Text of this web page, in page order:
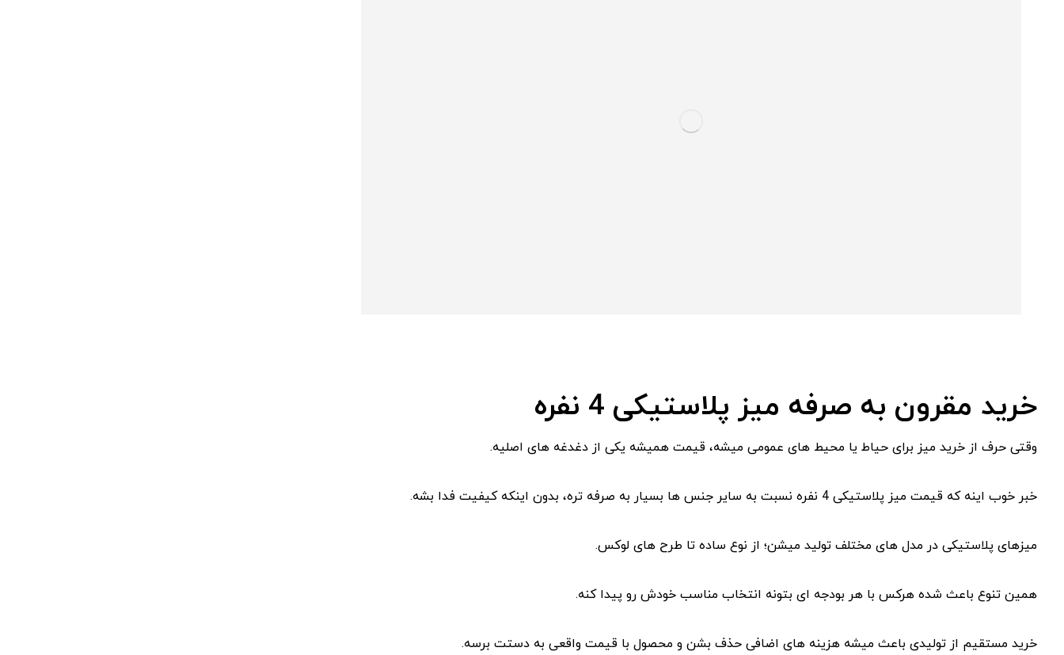
خرید مقرون ‌به ‌صرفه میز پلاستیکی 4 نفره
وقتی حرف از خرید میز برای حیاط یا محیط ‌های عمومی میشه، قیمت همیشه یکی از دغدغه ‌های اصلیه.
خبر خوب اینه که قیمت میز پلاستیکی 4 نفره نسبت به سایر جنس ‌ها بسیار به ‌صرفه ‌تره، بدون اینکه کیفیت فدا بشه.
میزهای پلاستیکی در مدل‌ های مختلف تولید میشن؛ از نوع ساده تا طرح‌ های لوکس.
همین تنوع باعث شده هرکس با هر بودجه ‌ای بتونه انتخاب مناسب خودش رو پیدا کنه.
خرید مستقیم از تولیدی باعث میشه هزینه‌ های اضافی حذف بشن و محصول با قیمت واقعی به دستت برسه.